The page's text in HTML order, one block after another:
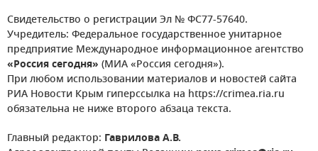
Свидетельство о регистрации Эл № ФС77-57640.
Учредитель: Федеральное государственное унитарное
предприятие Международное информационное агентство
«Россия сегодня» (МИА «Россия сегодня»).
При любом использовании материалов и новостей сайта
РИА Новости Крым гиперссылка на https://crimea.ria.ru
обязательна не ниже второго абзаца текста.
Главный редактор: Гаврилова А.В.